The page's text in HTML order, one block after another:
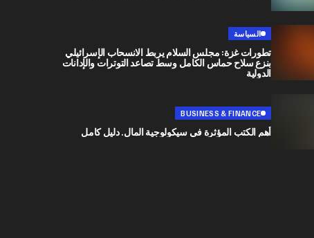
السياسة
تطورات غزة: مجلس السلام يربط الانسحاب الإسرائيلي
بنزع سلاح حماس الكامل وسط تصاعد التوترات والإدانات
الدولية
BUSINESS & FINANCE
أهم الكتب المؤثرة في سيكولوجية المال. دليل كامل